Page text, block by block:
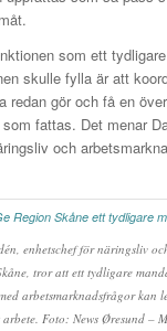
som ett
skulle fylla är att
redan gör och få en
fattas. Det menar
och
enhetschef för näringsliv
tror att ett tydligare
arbetsmarknadsfrågor kan
Foto: News Øresund –